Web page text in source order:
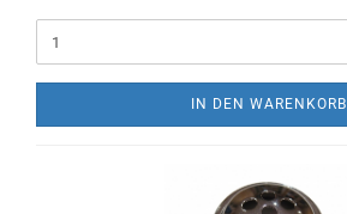
IN DEN WARENKORB